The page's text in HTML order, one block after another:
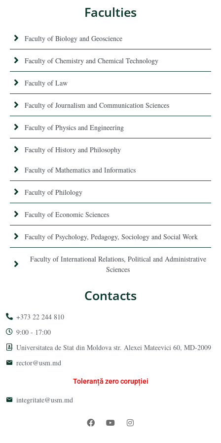
Faculties
Faculty of Biology and Geoscience
Faculty of Chemistry and Chemical Technology
Faculty of Law
Faculty of Journalism and Communication Sciences
Faculty of Physics and Engineering
Faculty of History and Philosophy
Faculty of Mathematics and Informatics
Faculty of Philology
Faculty of Economic Sciences
Faculty of Psychology, Pedagogy, Sociology and Social Work
Faculty of International Relations, Political and Administrative
Sciences
Contacts
+373 22 244 810
9:00 - 17:00
Universitatea de Stat din Moldova str. Alexei Mateevici 60, MD-2009
rector@usm.md
Toleranță zero corupției
integritate@usm.md